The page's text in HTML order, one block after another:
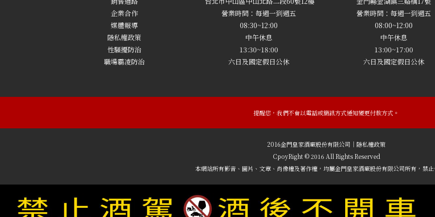
企業合作
媒體報導
隱私權政策
性騷擾防治
職場霸凌防治
營業時間：每週一到週五
08:30~12:00
中午休息
13:30~18:00
六日及國定假日公休
營業時間：每週一到週五
08:00~12:00
中午休息
13:00~17:00
六日及國定假日公休
提醒您，我們不會以電話或簡訊方式通知變更付款方式。
2016金門皇家酒廠股份有限公司｜隱私權政策
CpoyRight © 2016 All Rights Reserved
本網站所有影音、圖片、文章、肖像權及著作權，均屬金門皇家酒廠股份有限公司所有，禁